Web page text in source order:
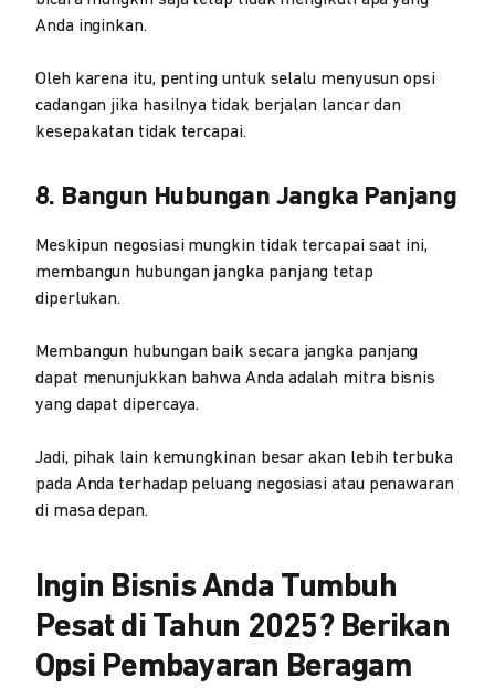
Anda inginkan.
Oleh karena itu, penting untuk selalu menyusun opsi
cadangan jika hasilnya tidak berjalan lancar dan
kesepakatan tidak tercapai.
8. Bangun Hubungan Jangka Panjang
Meskipun negosiasi mungkin tidak tercapai saat ini,
membangun hubungan jangka panjang tetap
diperlukan.
Membangun hubungan baik secara jangka panjang
dapat menunjukkan bahwa Anda adalah mitra bisnis
yang dapat dipercaya.
Jadi, pihak lain kemungkinan besar akan lebih terbuka
pada Anda terhadap peluang negosiasi atau penawaran
di masa depan.
Ingin Bisnis Anda Tumbuh
Pesat di Tahun 2025? Berikan
Opsi Pembayaran Beragam